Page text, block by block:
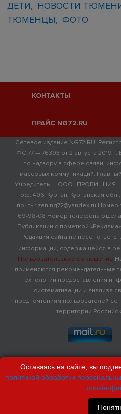
ДЕТИ НОВОСТИ
ТЮМЕНЦЫ
ФОТО
КОНТАКТЫ
ПРАЙС NG72.RU
Сетевое издание NG72.RU.
ФС 77 — 76393 от 2 августа 2019
по надзору в сфере связи,
массовых коммуникаций.
Учредитель — ООО "ПРОВИНЦИЯ -
оф. 406, Курган, Курганская
почты: zen.ng72@yandex.ru
69-98-08 Номер телефона
Публикации с пометкой
Редакция сайта не несет
информации, содержащейся в
Пользовательское соглашение
применяются рекомендательные
технологии предоставления
систематизации и анализа
предпочтениям пользователей
территории
Оставаясь на сайте, вы
политикой обработки
cookie-